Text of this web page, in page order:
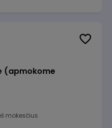
(apmokome
mokesčius